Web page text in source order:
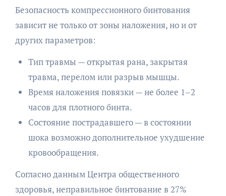
Безопасность компрессионного бинтования
зависит не только от зоны наложения, но и от
других параметров:
Тип травмы — открытая рана, закрытая
травма, перелом или разрыв мышцы.
Время наложения повязки — не более 1–2
часов для плотного бинта.
Состояние пострадавшего — в состоянии
шока возможно дополнительное ухудшение
кровообращения.
Согласно данным Центра общественного
здоровья, неправильное бинтование в 27%